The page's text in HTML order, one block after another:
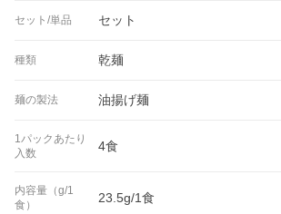
セット/単品 セット
種類 乾麺
麺の製法 油揚げ麺
1パックあたり
入数
4食
内容量（g/1
食）
23.5g/1食